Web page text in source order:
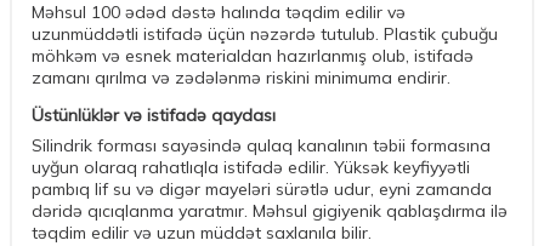
Məhsul 100 ədəd dəstə halında təqdim edilir və
uzunmüddətli istifadə üçün nəzərdə tutulub. Plastik çubuğu
möhkəm və esnek materialdan hazırlanmış olub, istifadə
zamanı qırılma və zədələnmə riskini minimuma endirir.
Üstünlüklər və istifadə qaydası
Silindrik forması sayəsində qulaq kanalının təbii formasına
uyğun olaraq rahatlıqla istifadə edilir. Yüksək keyfiyyətli
pambıq lif su və digər mayeləri sürətlə udur, eyni zamanda
dəridə qıcıqlanma yaratmır. Məhsul gigiyenik qablaşdırma ilə
təqdim edilir və uzun müddət saxlanıla bilir.